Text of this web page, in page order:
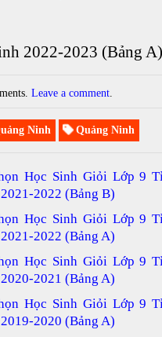
2022-2023 (Bảng A)
Leave a comment
Ninh Quảng Ninh
Học Sinh Giỏi Lớp 9
2022 (Bảng B)
Học Sinh Giỏi Lớp 9
2022 (Bảng A)
Học Sinh Giỏi Lớp 9
2021 (Bảng A)
Học Sinh Giỏi Lớp 9
2020 (Bảng A)